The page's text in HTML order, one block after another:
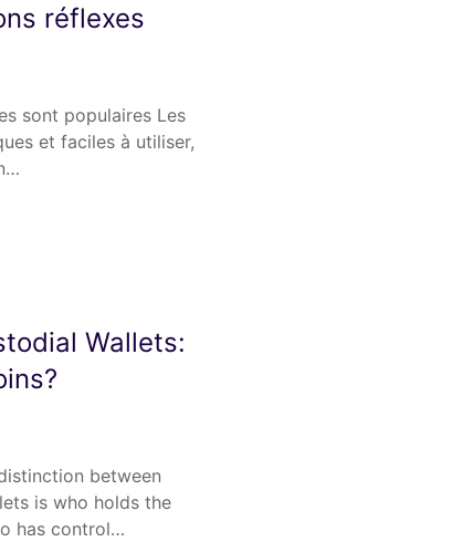
réflexes
sont populaires Les
et faciles à utiliser,
Wallets:
between
is who holds the
has control…